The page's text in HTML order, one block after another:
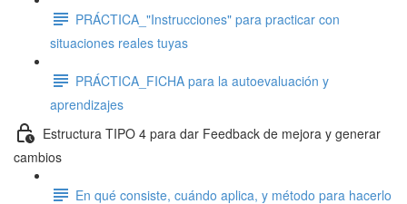
PRÁCTICA_"Instrucciones" para practicar con
situaciones reales tuyas
PRÁCTICA_FICHA para la autoevaluación y
aprendizajes
Estructura TIPO 4 para dar Feedback de mejora y generar
cambios
En qué consiste, cuándo aplica, y método para hacerlo